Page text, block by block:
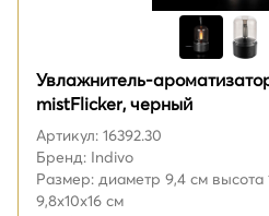
Увлажнитель-
mistFlicker, черный
Артикул: 16392.30
Бренд: Indivo
Размер: диаметр 9,4 см высота
9,8x10x16 см